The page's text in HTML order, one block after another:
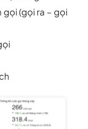
(gọi ra – gọi